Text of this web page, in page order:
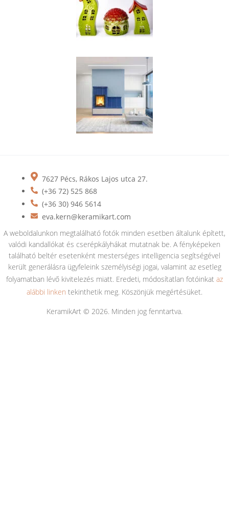
7627 Pécs, Rákos Lajos utca 27.
(+36 72) 525 868
(+36 30) 946 5614
eva.kern@keramikart.com
A weboldalunkon megtalálható fotók minden esetben általunk épített,
valódi kandallókat és cserépkályhákat mutatnak be. A fényképeken
található beltér esetenként mesterséges intelligencia segítségével
került generálásra ügyfeleink személyiségi jogai, valamint az esetleg
folyamatban lévő kivitelezés miatt. Eredeti, módosítatlan fotóinkat az
alábbi linken tekinthetik meg. Köszönjük megértésüket.
KeramikArt © 2026. Minden jog fenntartva.